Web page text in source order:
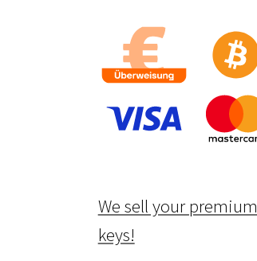
We sell your premium
keys!